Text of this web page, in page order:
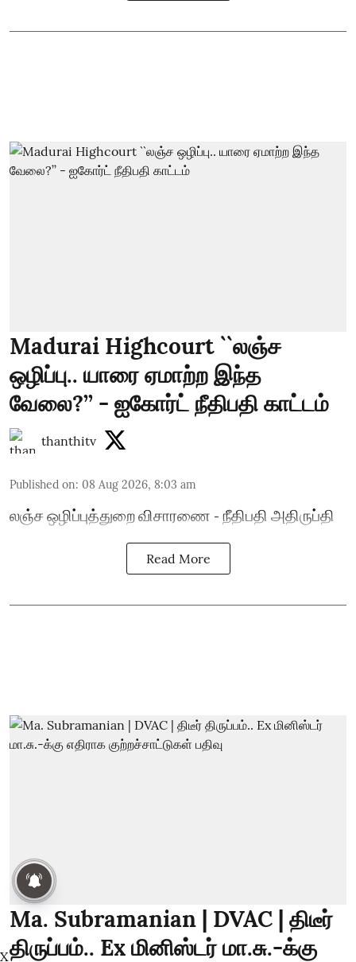
Madurai Highcourt ``லஞ்ச
ஒழிப்பு.. யாரை ஏமாற்ற இந்த
வேலை?’’ - ஐகோர்ட் நீதிபதி காட்டம்
thanthitv
Published on: 08 Aug 2026, 8:03 am
லஞ்ச ஒழிப்புத்துறை விசாரணை - நீதிபதி அதிருப்தி
Read More
Ma. Subramanian | DVAC | திடீர்
திருப்பம்.. Ex மினிஸ்டர் மா.சு.-க்கு
X